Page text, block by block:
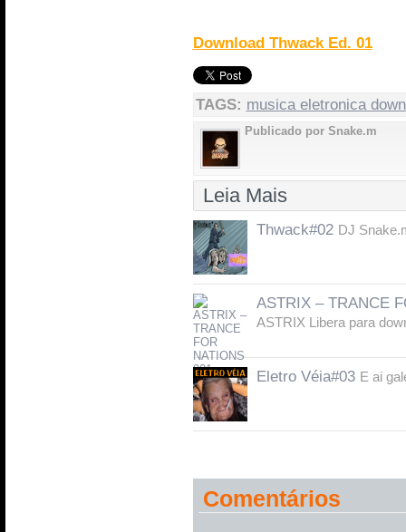
Download Thwack Ed. 01
TAGS: musica eletronica
Publicado por Snake.m
Leia Mais
Thwack#02 DJ
ASTRIX – TRANCE
ASTRIX Libera para
Eletro Véia#03 E ai
Comentários